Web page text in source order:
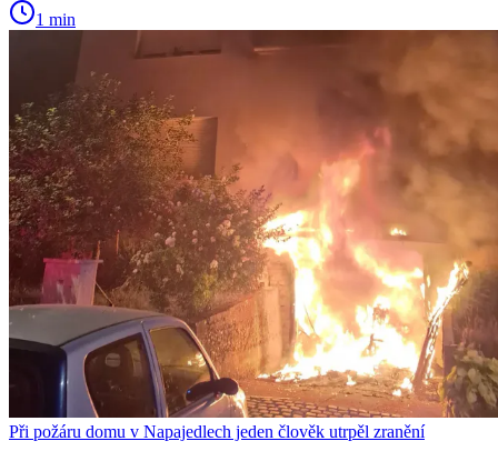
1 min
Při požáru domu v Napajedlech jeden člověk utrpěl zranění